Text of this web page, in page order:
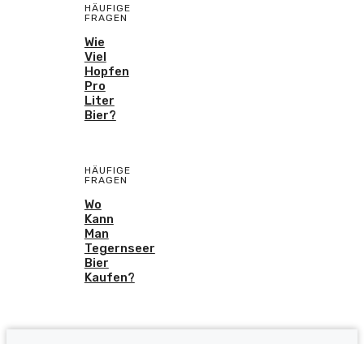
HÄUFIGE
FRAGEN
Wie
Viel
Hopfen
Pro
Liter
Bier?
HÄUFIGE
FRAGEN
Wo
Kann
Man
Tegernseer
Bier
Kaufen?